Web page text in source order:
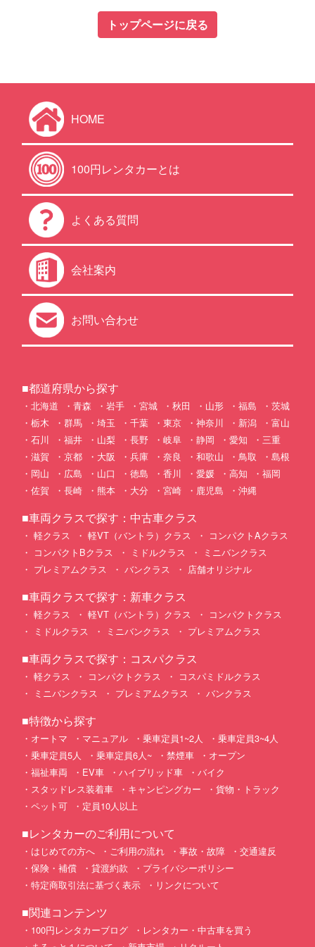
トップページに戻る
HOME
100円レンタカーとは
よくある質問
会社案内
お問い合わせ
■都道府県から探す
北海道 青森 岩手 宮城 秋田 山形 福島
茨城
栃木
群馬 埼玉 千葉 東京 神奈川 新潟
富山
石川
福井 山梨 長野 岐阜 静岡 愛知
三重
滋賀
京都 大阪 兵庫 奈良 和歌山 鳥取
島根
岡山
広島 山口 徳島 香川 愛媛 高知
福岡
佐賀
長崎 熊本 大分 宮崎 鹿児島 沖縄
■車両クラスで探す：中古車クラス
軽クラス 軽VT（バントラ）クラス
コンパクトAクラス
コンパクトBクラス
ミドルクラス
ミニバンクラス
プレミアムクラス
バンクラス 店舗オリジナル
■車両クラスで探す：新車クラス
軽クラス 軽VT（バントラ）クラス
コンパクトクラス
ミドルクラス
ミニバンクラス プレミアムクラス
■車両クラスで探す：コスパクラス
軽クラス コンパクトクラス
コスパミドルクラス
ミニバンクラス
プレミアムクラス バンクラス
■特徴から探す
オートマ マニュアル 乗車定員1~2人
乗車定員3~4人
乗車定員5人
乗車定員6人~ 禁煙車
オープン
福祉車両
EV車 ハイブリッド車
バイク
スタッドレス装着車
キャンピングカー
貨物・トラック
ペット可
定員10人以上
■レンタカーのご利用について
はじめての方へ ご利用の流れ 事故・故障
交通違反
保険・補償
貸渡約款
プライバシーポリシー
特定商取引法に基づく表示
リンクについて
■関連コンテンツ
100円レンタカーブログ
レンタカー・中古車を買う